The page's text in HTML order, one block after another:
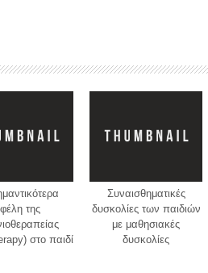
της
στο παιδί
Συναισθηματικές
δυσκολίες των παιδιών
με μαθησιακές
δυσκολίες